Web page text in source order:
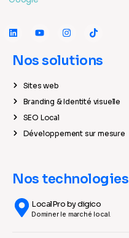
Nos solutions
Sites web
Branding & Identité visuelle
SEO Local
Développement sur mesure
Nos technologies
LocalPro by digico
Dominer le marché local.